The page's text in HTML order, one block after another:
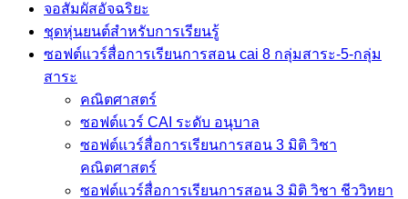
จอสัมผัสอัจฉริยะ
ชุดหุ่นยนต์สำหรับการเรียนรู้
ซอฟต์แวร์สื่อการเรียนการสอน cai 8 กลุ่มสาระ-5-กลุ่ม
สาระ
คณิตศาสตร์
ซอฟต์แวร์ CAI ระดับ อนุบาล
ซอฟต์แวร์สื่อการเรียนการสอน 3 มิติ วิชา
คณิตศาสตร์
ซอฟต์แวร์สื่อการเรียนการสอน 3 มิติ วิชา ชีววิทยา